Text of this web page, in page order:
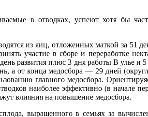
в отводках, успеют хотя бы
из яиц, отложенных маткой за 51
участие в сборе и переработке
развития плюс 3 дня работы В улье и
а от конца медосбора — 29 дней
главного медосбора.
наиболее эффективно (в начале
влияния на повышение медосбора.
выращенного в семьях за